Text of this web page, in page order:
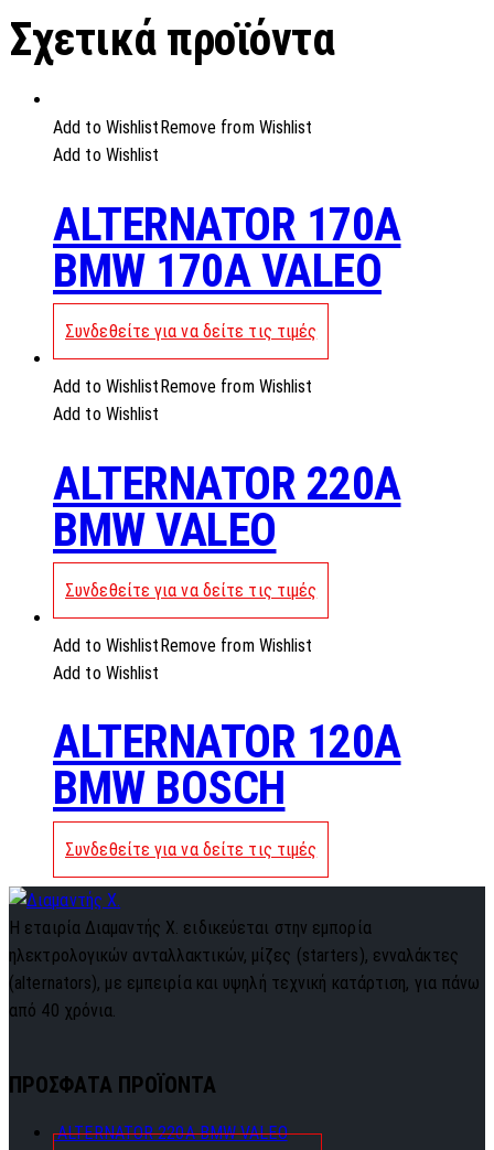
Σχετικά προϊόντα
Add to Wishlist Remove from Wishlist
Add to Wishlist
ALTERNATOR 170A
BMW 170A VALEO
Συνδεθείτε για να δείτε τις τιμές
Add to Wishlist Remove from Wishlist
Add to Wishlist
ALTERNATOR 220A
BMW VALEO
Συνδεθείτε για να δείτε τις τιμές
Add to Wishlist Remove from Wishlist
Add to Wishlist
ALTERNATOR 120A
BMW BOSCH
Συνδεθείτε για να δείτε τις τιμές
Η εταιρία Διαμαντής Χ. ειδικεύεται στην εμπορία
ηλεκτρολογικών ανταλλακτικών, μίζες (starters), ενναλάκτες
(alternators), με εμπειρία και υψηλή τεχνική κατάρτιση, για πάνω
από 40 χρόνια.
ΠΡΟΣΦΑΤΑ ΠΡΟΪΟΝΤΑ
ALTERNATOR 220A BMW VALEO